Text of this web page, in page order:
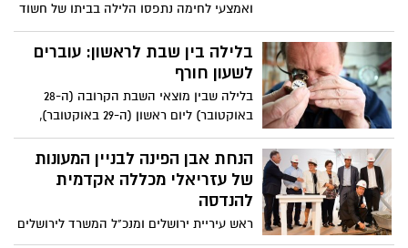
ואמצעי לחימה נתפסו הלילה בביתו של חשוד
כבן 24 ממזרח י-ם
בלילה בין שבת לראשון: עוברים
לשעון חורף
בלילה שבין מוצאי השבת הקרובה (ה-28
באוקטובר) ליום ראשון (ה-29 באוקטובר),
בשעה 02:00 לפנות בוקר, יש להזיז את
המחוגים שעה אחת אחורה לשעה 01:00
לפנות בוקר
הנחת אבן הפינה לבניין המעונות
של עזריאלי מכללה אקדמית
להנדסה
ראש עיריית ירושלים ומנכ"ל המשרד לירושלים
ומורשת הניחו את אבן הפינה לבניין המעונות